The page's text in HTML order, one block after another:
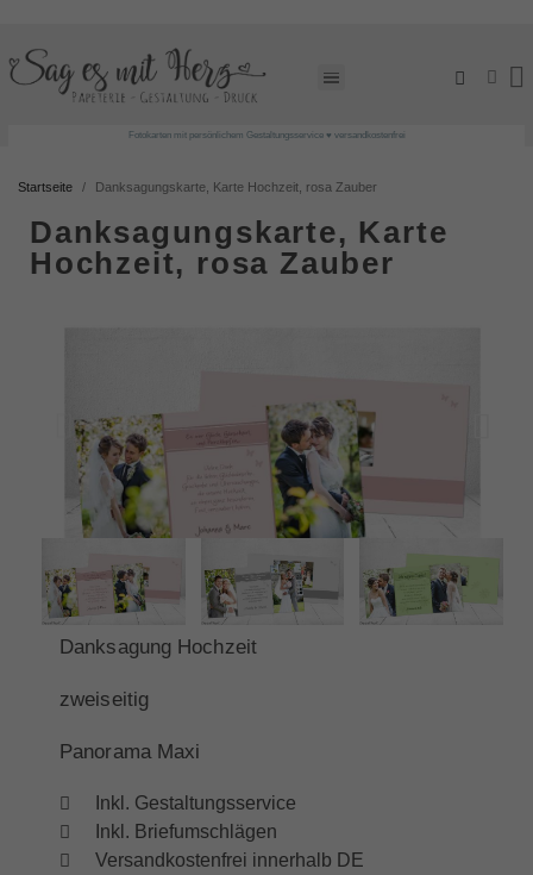
Fotokarten mit persönlichem Gestaltungsservice ♥ versandkostenfrei
Startseite Danksagungskarte, Karte Hochzeit, rosa Zauber
Danksagungskarte, Karte
Hochzeit, rosa Zauber
Danksagung Hochzeit
zweiseitig
Panorama Maxi
Inkl. Gestaltungsservice
Inkl. Briefumschlägen
Versandkostenfrei innerhalb DE